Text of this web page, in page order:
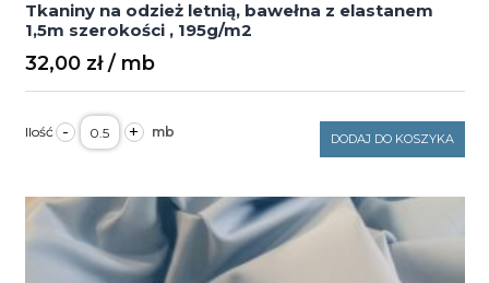
Tkaniny na odzież letnią, bawełna z elastanem
1,5m szerokości , 195g/m2
32,00 zł
- ilość
Tkaniny
na
bawełna
elastanem
1,5m
szerokości
+ DODAJ DO KOSZYKA